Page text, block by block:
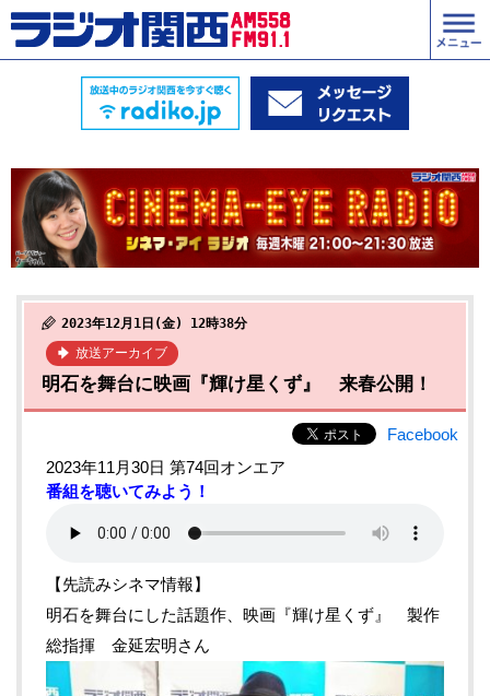
2023年12月1日(金) 12時38分
放送アーカイブ
明石を舞台に映画『輝け星くず』 来春公開！
Facebook
2023年11月30日 第74回オンエア
番組を聴いてみよう！
【先読みシネマ情報】
明石を舞台にした話題作、映画『輝け星くず』 製作
総指揮 金延宏明さん